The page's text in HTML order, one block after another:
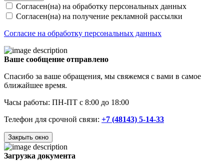
Согласен(на) на обработку персональных данных
Согласен(на) на получение рекламной рассылки
Согласие на обработку персональных данных
Ваше сообщение отправлено
Спасибо за ваше обращения, мы свяжемся с вами в самое
ближайшее время.
Часы работы: ПН-ПТ с 8:00 до 18:00
Телефон для срочной связи: +7 (48143) 5-14-33
Закрыть окно
Загрузка документа